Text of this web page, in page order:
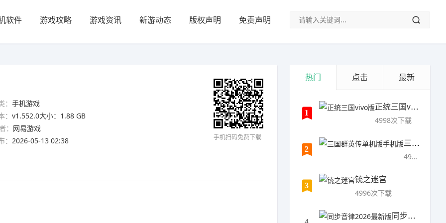
软件 游戏攻略 游戏资讯 新游动态 版权声明 免责声明
手机游戏
v1.552.0大小：1.88 GB
： 网易游戏
2026-05-13 02:38 手机扫码免费下载
热门 点击 最新
1
正统三国vivo版
4998次下载
2
三国群英传单机版手机版
4997次下载
3
铳之迷宫
4996次下载
同步音律2026最新版